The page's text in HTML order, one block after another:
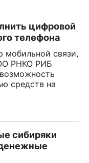
цифровой
телефона
мобильной связи,
РНКО РИБ
средств на
сибиряки